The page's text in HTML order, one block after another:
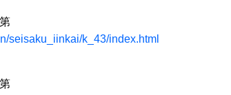
seisaku_iinkai/k_43/index.html